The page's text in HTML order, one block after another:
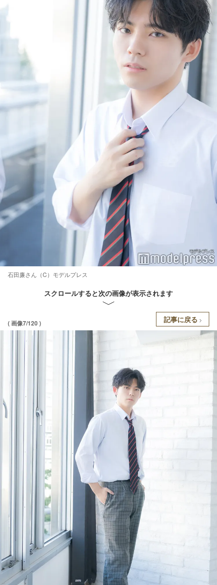
石田廉さん（C）モデルプレス
スクロールすると次の画像が表示されます
( 画像7/120 ) 記事に戻る